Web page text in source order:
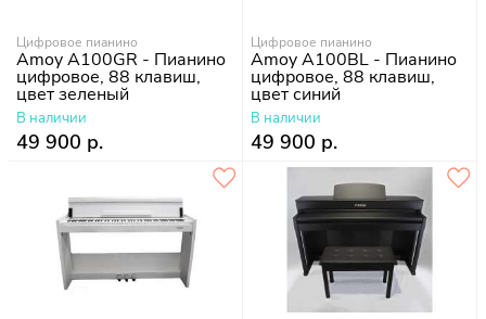
Цифровое пианино
Amoy A100GR - Пианино
цифровое, 88 клавиш,
цвет зеленый
В наличии
49 900 р.
Цифровое пианино
Amoy A100BL - Пианино
цифровое, 88 клавиш,
цвет синий
В наличии
49 900 р.